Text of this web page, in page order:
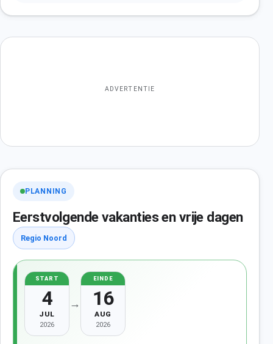
ADVERTENTIE
PLANNING
Eerstvolgende vakanties en vrije dagen
Regio Noord
START
4
JUL
2026
→
EINDE
16
AUG
2026